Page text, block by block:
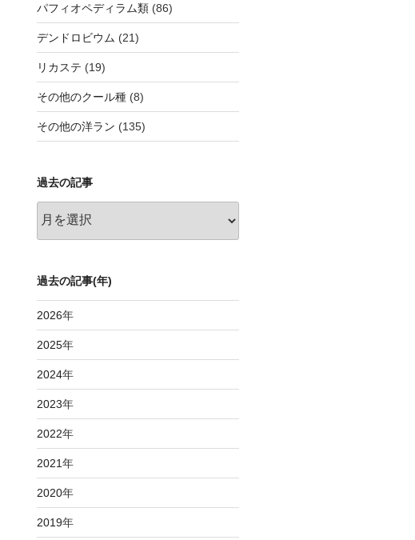
パフィオペディラム類(86)
デンドロビウム (21)
リカステ (19)
その他のクール種(8)
その他の洋ラン (135)
過去の記事
去
事
過去の記事(年)
2026年
2025年
2024年
2023年
2022年
2021年
2020年
2019年